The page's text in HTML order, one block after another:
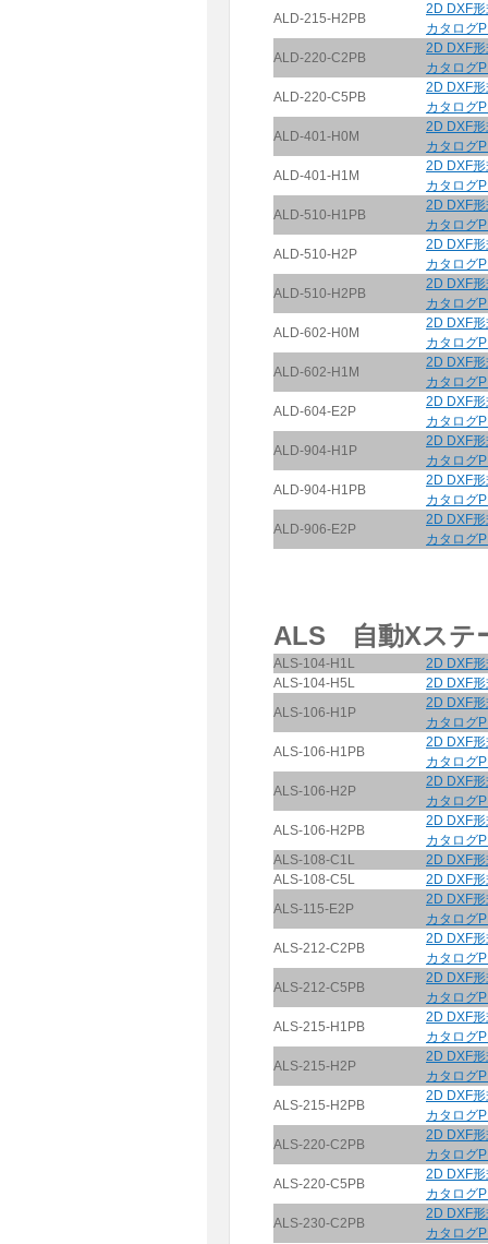
ALD-215-H2PB
2D DXF
カタログ
ALD-220-C2PB
2D DXF
カタログ
ALD-220-C5PB
2D DXF
カタログ
ALD-401-H0M
2D DXF
カタログ
ALD-401-H1M
2D DXF
カタログ
ALD-510-H1PB
2D DXF
カタログ
ALD-510-H2P
2D DXF
カタログ
ALD-510-H2PB
2D DXF
カタログ
ALD-602-H0M
2D DXF
カタログ
ALD-602-H1M
2D DXF
カタログ
ALD-604-E2P
2D DXF
カタログ
ALD-904-H1P
2D DXF
カタログ
ALD-904-H1PB
2D DXF
カタログ
ALD-906-E2P
2D DXF
カタログ
ALS 自動Xステ
ALS-104-H1L
2D DXF
ALS-104-H5L
2D DXF
ALS-106-H1P
2D DXF
カタログ
ALS-106-H1PB
2D DXF
カタログ
ALS-106-H2P
2D DXF
カタログ
ALS-106-H2PB
2D DXF
カタログ
ALS-108-C1L
2D DXF
ALS-108-C5L
2D DXF
ALS-115-E2P
2D DXF
カタログ
ALS-212-C2PB
2D DXF
カタログ
ALS-212-C5PB
2D DXF
カタログ
ALS-215-H1PB
2D DXF
カタログ
ALS-215-H2P
2D DXF
カタログ
ALS-215-H2PB
2D DXF
カタログ
ALS-220-C2PB
2D DXF
カタログ
ALS-220-C5PB
2D DXF
カタログ
ALS-230-C2PB
2D DXF
カタログ